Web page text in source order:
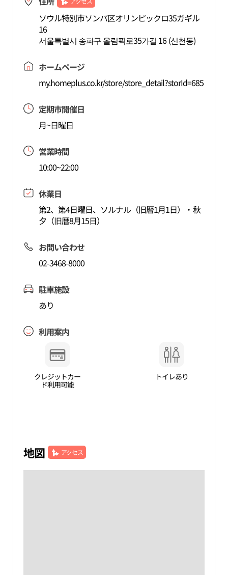
ソウル特別市ソンパ区オリンピックロ35ガギル
16
서울특별시 송파구 올림픽로35가길 16 (신천동)
ホームページ
my.homeplus.co.kr/store/store_detail?storId=685
定期市開催日
月~日曜日
営業時間
10:00~22:00
休業日
第2、第4日曜日、ソルナル（旧暦1月1日）・秋
夕（旧暦8月15日）
お問い合わせ
02-3468-8000
駐車施設
あり
利用案内
クレジットカー
ド利用可能
トイレあり
地図 アクセス